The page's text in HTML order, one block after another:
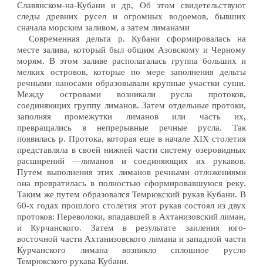
Славянском-на-Кубани и др, Об этом свидетельствуют
следы древних русел и огромных водоемов, бывших
сначала морским заливом, а затем лиманами
Современная дельта р. Кубани сформировалась на
месте залива, который был общим Азовскому и Черному
морям. В этом заливе располагалась группа больших и
мелких островов, которые по мере заполнения дельты
речными наносами образовывали крупные участки суши.
Между островами возникали русла протоков,
соединяющих группу лиманов. Затем отдельные протоки,
заполняя промежутки лиманов или часть их,
превращались в непрерывные речные русла. Так
появилась р. Протока, которая еще в начале XIX столетия
представляла в своей нижней части систему озеровидных
расширений —лиманов и соединяющих их рукавов.
Путем выполнения этих лиманов речными отложениями
она превратилась в полностью сформировавшуюся реку.
Таким же путем образовался Темрюкский рукав Кубани. В
60-х годах прошлого столетия этот рукав состоял из двух
протоков: Переволоки, впадавшей в Ахтанизовский лиман,
и Курчанского. Затем в результате заиления юго-
восточной части Ахтанизовского лимана и западной части
Курчанского лимана возникло сплошное русло
Темрюкского рукава Кубани.